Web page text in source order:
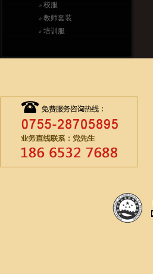
校服
教师套装
培训服